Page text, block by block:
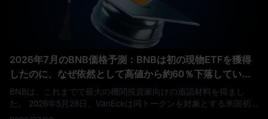
2026年7月のBNB価格予測：BNBは初の現物ETFを獲得
したのに、なぜ依然として高値から約60％下落している
のでしょうか？
BNBは、これまでで最大の機関投資家向けの追認材料を得まし
た。 2026年5月28日、VanEckは同トークンを対象とする米国初
の現物ETFをローンチしました。これにより、これまでBNBを直